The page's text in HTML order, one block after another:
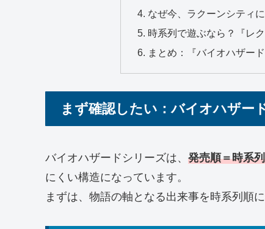
なぜ今、ラクーンシティ
時系列で遊ぶなら？『レ
まとめ：『バイオハザー
まず確認したい：バイオハザー
バイオハザードシリーズは、 発売順＝時系
にくい構造になっています。
まずは、物語の軸となる出来事を時系列順